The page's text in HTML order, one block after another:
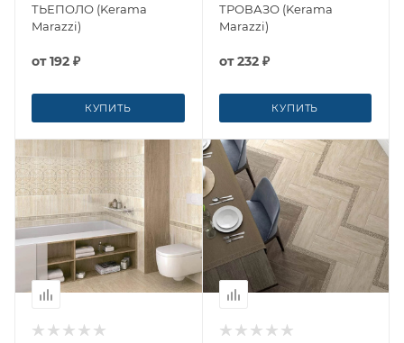
ТЬЕПОЛО (Kerama
Marazzi)
от192 ₽
КУПИТЬ
ТРОВАЗО (Kerama
Marazzi)
от232 ₽
КУПИТЬ